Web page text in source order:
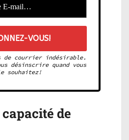
de courrier indésirable.
désinscrire quand vous
souhaitez!
de